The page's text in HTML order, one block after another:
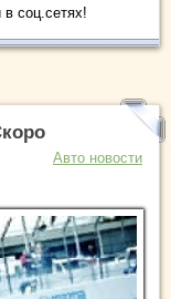
соц.сетях!
Авто новости